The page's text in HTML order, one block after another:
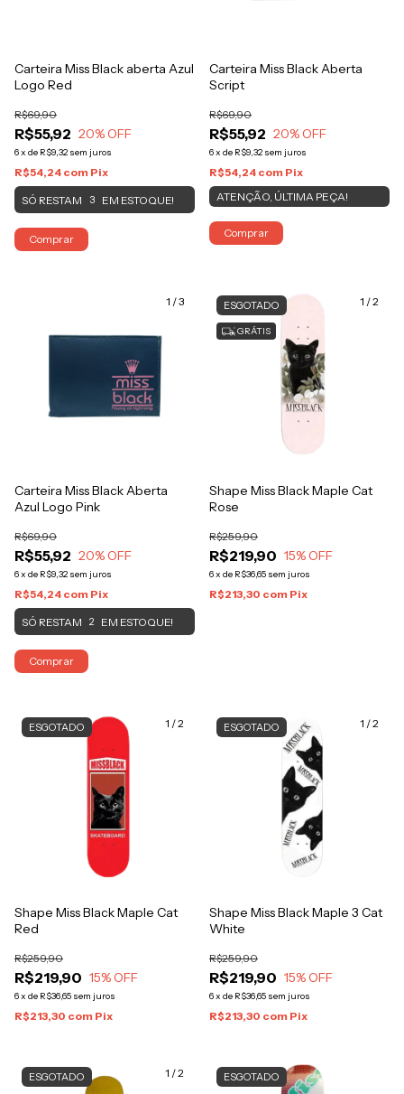
Carteira Miss Black aberta Azul
Logo Red
R$55,92
R$69,90
20% OFF
6x de R$9,32 sem juros
R$54,24 com Pix
SÓ RESTAM 3 EM ESTOQUE!
Comprar
Carteira Miss Black Aberta
Script
R$55,92
R$69,90
20% OFF
6x de R$9,32 sem juros
R$54,24 com Pix
ATENÇÃO, ÚLTIMA PEÇA!
Comprar
1 /3
Carteira Miss Black Aberta
Azul Logo Pink
R$55,92
R$69,90
20% OFF
6x de R$9,32 sem juros
R$54,24 com Pix
SÓ RESTAM 2 EM ESTOQUE!
Comprar
1 /2
ESGOTADO
GRÁTIS
Shape Miss Black Maple Cat
Rose
R$219,90
R$259,90
15% OFF
6x de R$36,65 sem juros
R$213,30 com Pix
1 /2
ESGOTADO
Shape Miss Black Maple Cat
Red
R$219,90
R$259,90
15% OFF
6x de R$36,65 sem juros
R$213,30 com Pix
1 /2
ESGOTADO
Shape Miss Black Maple 3 Cat
White
R$219,90
R$259,90
15% OFF
6x de R$36,65 sem juros
R$213,30 com Pix
1 /2
ESGOTADO ESGOTADO